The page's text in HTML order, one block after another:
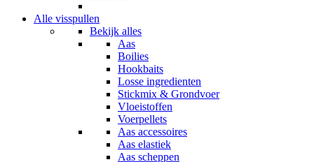
Alle visspullen
Bekijk alles
Aas
Boilies
Hookbaits
Losse ingredienten
Stickmix & Grondvoer
Vloeistoffen
Voerpellets
Aas accessoires
Aas elastiek
Aas scheppen